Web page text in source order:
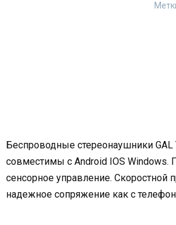
Беспроводные стереонаушники
совместимы с Android IOS Windows.
сенсорное управление. Скоростной
надежное сопряжение как с